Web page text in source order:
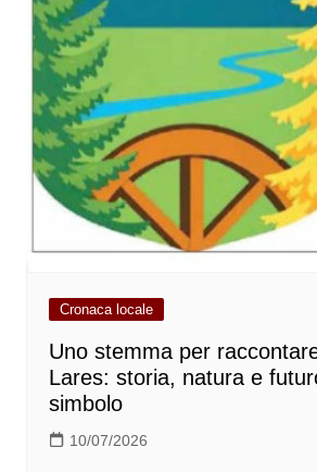
Cronaca locale
Uno stemma per
Lares: storia, natura e
simbolo
10/07/2026